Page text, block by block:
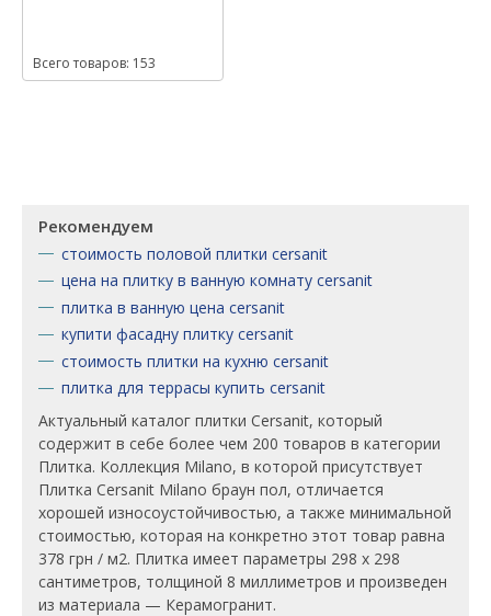
Всего товаров: 153
Рекомендуем
стоимость половой плитки cersanit
цена на плитку в ванную комнату cersanit
плитка в ванную цена cersanit
купити фасадну плитку cersanit
стоимость плитки на кухню cersanit
плитка для террасы купить cersanit
Актуальный каталог плитки Cersanit, который
содержит в себе более чем 200 товаров в категории
Плитка. Коллекция Milano, в которой присутствует
Плитка Cersanit Milano браун пол, отличается
хорошей износоустойчивостью, а также минимальной
стоимостью, которая на конкретно этот товар равна
378 грн / м2. Плитка имеет параметры 298 х 298
сантиметров, толщиной 8 миллиметров и произведен
из материала — Керамогранит.